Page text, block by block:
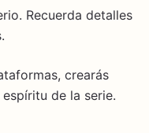
Recuerda detalles
crearás
de la serie.